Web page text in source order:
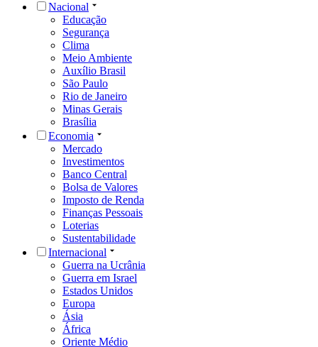
Nacional
Educação
Segurança
Clima
Meio Ambiente
Auxílio Brasil
São Paulo
Rio de Janeiro
Minas Gerais
Brasília
Economia
Mercado
Investimentos
Banco Central
Bolsa de Valores
Imposto de Renda
Finanças Pessoais
Loterias
Sustentabilidade
Internacional
Guerra na Ucrânia
Guerra em Israel
Estados Unidos
Europa
Ásia
África
Oriente Médio